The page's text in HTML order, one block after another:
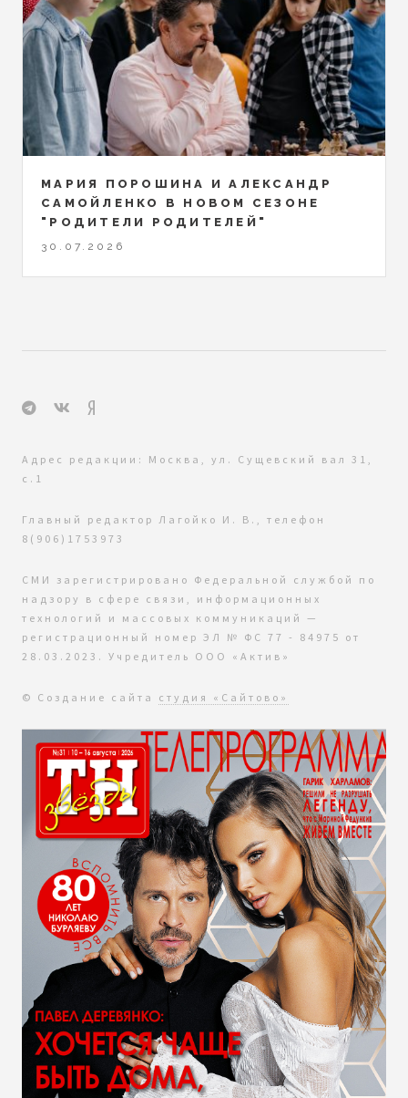
МАРИЯ ПОРОШИНА И АЛЕКСАНДР
САМОЙЛЕНКО В НОВОМ СЕЗОНЕ
"РОДИТЕЛИ РОДИТЕЛЕЙ"
30.07.2026
Адрес редакции: Москва, ул. Сущевский вал 31,
с.1
Главный редактор Лагойко И. В., телефон
8(906)1753973
СМИ зарегистрировано Федеральной службой по
надзору в сфере связи, информационных
технологий и массовых коммуникаций —
регистрационный номер ЭЛ № ФС 77 - 84975 от
28.03.2023. Учредитель ООО «Актив»
© Создание сайта студия «Сайтово»